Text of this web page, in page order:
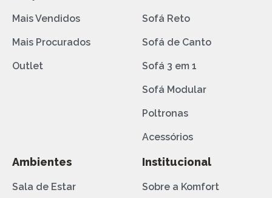
Mais Vendidos
Mais Procurados
Outlet
Sofá Reto
Sofá de Canto
Sofá 3 em 1
Sofá Modular
Poltronas
Acessórios
Ambientes
Sala de Estar
Institucional
Sobre a Komfort